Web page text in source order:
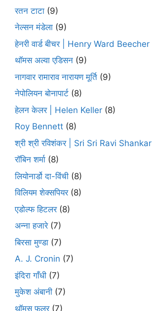
रतन टाटा (9)
नेल्सन मंडेला (9)
हेनरी वार्ड बीचर | Henry Ward Beecher
थॉमस अल्वा एडिसन (9)
नागवार रामाराव नारायण मूर्ति (9)
नेपोलियन बोनापार्ट (8)
हेलन केलर | Helen Keller (8)
Roy Bennett (8)
श्री श्री रविशंकर | Sri Sri Ravi Shankar
रॉबिन शर्मा (8)
लियोनार्डो दा-विंची (8)
विलियम शेक्सपियर(8)
एडोल्फ हिटलर(8)
अन्ना हजारे(7)
बिरसा मुण्डा (7)
A. J. Cronin (7)
इंदिरा गाँधी (7)
मुकेश अंबानी (7)
थॉमस फुलर(7)